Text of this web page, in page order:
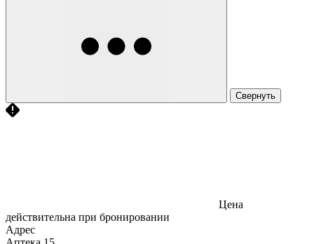
Свернуть
Цена
действительна при бронировании
Адрес